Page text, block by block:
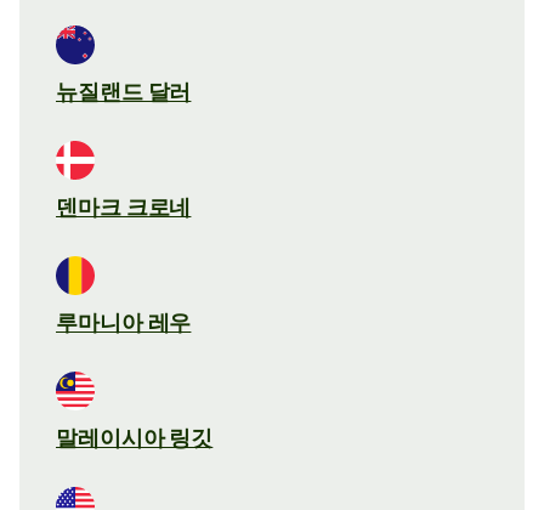
뉴질랜드 달러
덴마크 크로네
루마니아 레우
말레이시아 링깃